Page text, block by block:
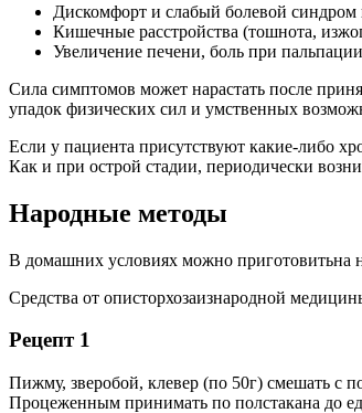
Дискомфорт и слабый болевой синдром
Кишечные расстройства (тошнота,
Увеличение печени, боль при
Сила симптомов может нарастать после
упадок физических сил и умственных
Если у пациента присутствуют какие-либо
Как и при острой стадии, периодически
Народные методы
В домашних условиях можно приготовитьна
Средства от описторхозаизнародной
Рецепт 1
Пижму, зверобой, клевер (по 50г) смешать с
Процеженным принимать по полстакана до